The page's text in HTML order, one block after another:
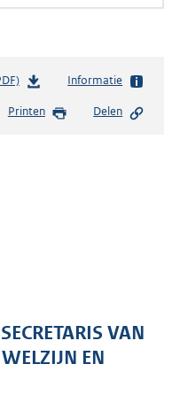
b
s
e
:
Informatie
Printen Delen
VAN
EN